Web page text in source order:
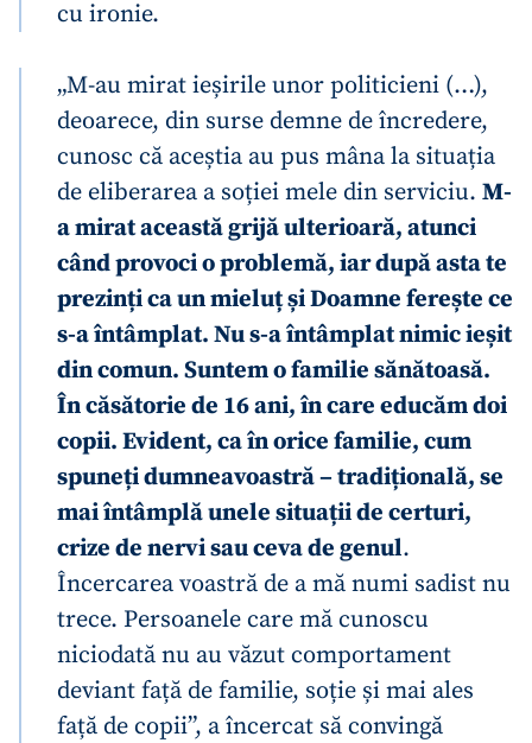
Trimite o informație
Despre ZdG
in English
на русском
cu ironie.
„M-au mirat ieșirile unor politicieni (…),
deoarece, din surse demne de încredere,
cunosc că aceștia au pus mâna la situația
de eliberarea a soției mele din serviciu. M-
a mirat această grijă ulterioară, atunci
când provoci o problemă, iar după asta te
prezinți ca un mieluț și Doamne ferește ce
s-a întâmplat. Nu s-a întâmplat nimic ieșit
din comun. Suntem o familie sănătoasă.
În căsătorie de 16 ani, în care educăm doi
copii. Evident, ca în orice familie, cum
spuneți dumneavoastră – tradițională, se
mai întâmplă unele situații de certuri,
crize de nervi sau ceva de genul.
Încercarea voastră de a mă numi sadist nu
trece. Persoanele care mă cunoscu
niciodată nu au văzut comportament
deviant față de familie, soție și mai ales
față de copii”, a încercat să convingă